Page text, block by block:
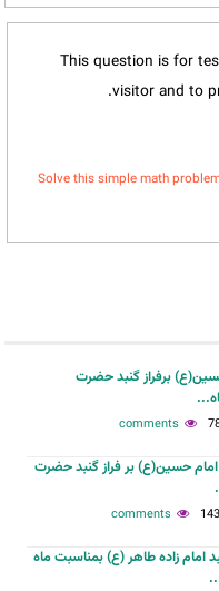
This question is for
visitor and to
Solve this simple math
برفراز گنبد حضرت
امام حسین(ع) بر فراز گنبد حضرت
امام زاده طاهر (ع) بمناسبت ماه